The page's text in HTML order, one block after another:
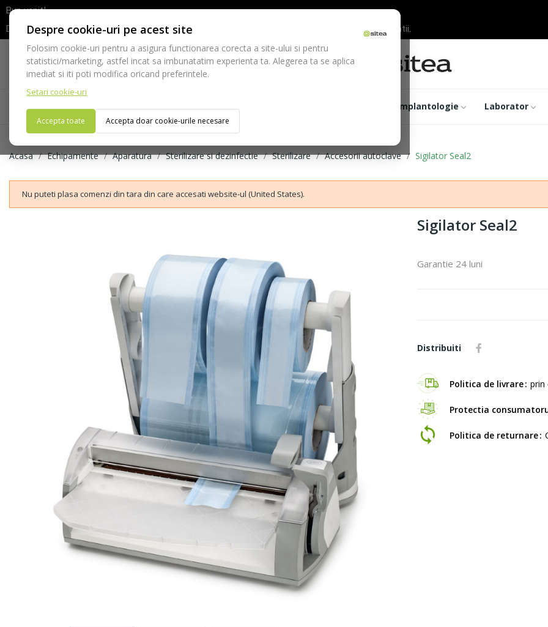
Despre cookie-uri pe acest site
Folosim cookie-uri pentru a asigura functionarea corecta a site-ului si pentru
statistici/marketing, astfel incat sa imbunatatim experienta ta. Alegerea ta se aplica
imediat si iti poti modifica oricand preferintele.
Setari cookie-uri
Accepta toate Accepta doar cookie-urile necesare
Bun venit!
Dupa efectuarea comenzii va rugam sa asteptati confirmarea stocurilor inainte de efectuarea platii.
Telefon:
021-528 03 23
Acasa Consumabile Echipamente Implantologie Laborator
Acasa Echipamente Aparatura Sterilizare si dezinfectie Sterilizare Accesorii autoclave Sigilator Seal2
Nu puteti plasa comenzi din tara din care accesati website-ul (United States).
Sigilator Seal2
Garantie 24 luni
Distribuiti
Politica de livrare prin
Protectia
Politica de returnare